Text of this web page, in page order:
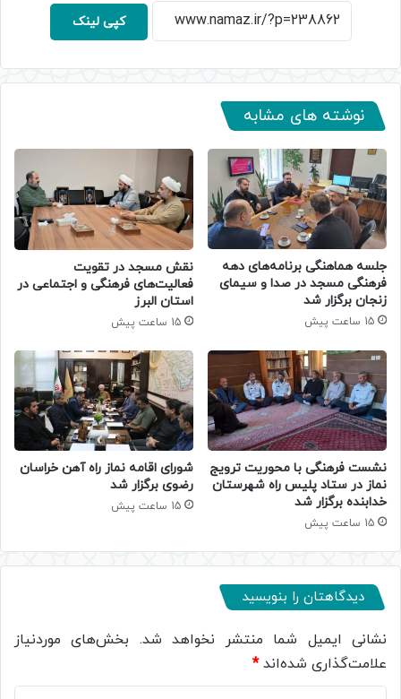
کپی لینک
نوشته های مشابه
جلسه هماهنگی برنامه‌های دهه
فرهنگی مسجد در صدا و سیمای
زنجان برگزار شد
15 ساعت پیش
نقش مسجد در تقویت
فعالیت‌های فرهنگی و اجتماعی در
استان البرز
15 ساعت پیش
نشست فرهنگی با محوریت ترویج
نماز در ستاد پلیس راه شهرستان
خدابنده برگزار شد
15 ساعت پیش
شورای اقامه نماز راه آهن خراسان
رضوی برگزار شد
15 ساعت پیش
دیدگاهتان را بنویسید
نشانی ایمیل شما منتشر نخواهد شد. بخش‌های موردنیاز
علامت‌گذاری شده‌اند*